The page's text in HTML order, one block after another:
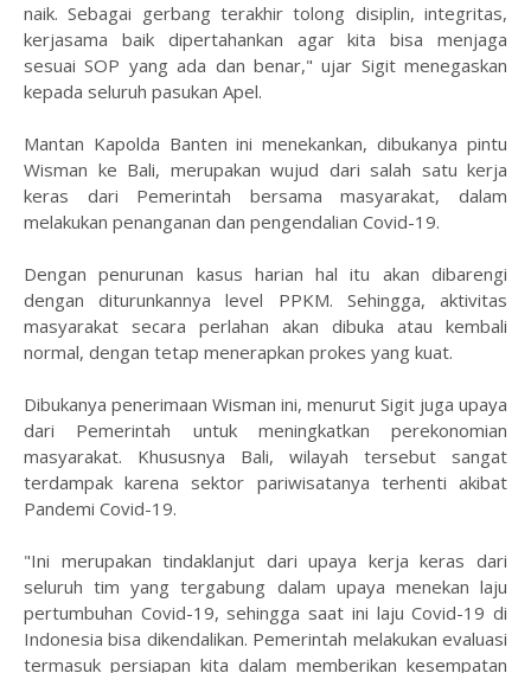
naik. Sebagai gerbang terakhir tolong disiplin, integritas,
kerjasama baik dipertahankan agar kita bisa menjaga
sesuai SOP yang ada dan benar," ujar Sigit menegaskan
kepada seluruh pasukan Apel.
Mantan Kapolda Banten ini menekankan, dibukanya pintu
Wisman ke Bali, merupakan wujud dari salah satu kerja
keras dari Pemerintah bersama masyarakat, dalam
melakukan penanganan dan pengendalian Covid-19.
Dengan penurunan kasus harian hal itu akan dibarengi
dengan diturunkannya level PPKM. Sehingga, aktivitas
masyarakat secara perlahan akan dibuka atau kembali
normal, dengan tetap menerapkan prokes yang kuat.
Dibukanya penerimaan Wisman ini, menurut Sigit juga upaya
dari Pemerintah untuk meningkatkan perekonomian
masyarakat. Khususnya Bali, wilayah tersebut sangat
terdampak karena sektor pariwisatanya terhenti akibat
Pandemi Covid-19.
"Ini merupakan tindaklanjut dari upaya kerja keras dari
seluruh tim yang tergabung dalam upaya menekan laju
pertumbuhan Covid-19, sehingga saat ini laju Covid-19 di
Indonesia bisa dikendalikan. Pemerintah melakukan evaluasi
termasuk persiapan kita dalam memberikan kesempatan